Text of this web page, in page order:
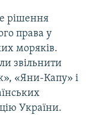
рішення
права у
моряків.
звільнити
«Яни-Капу» і
України.​